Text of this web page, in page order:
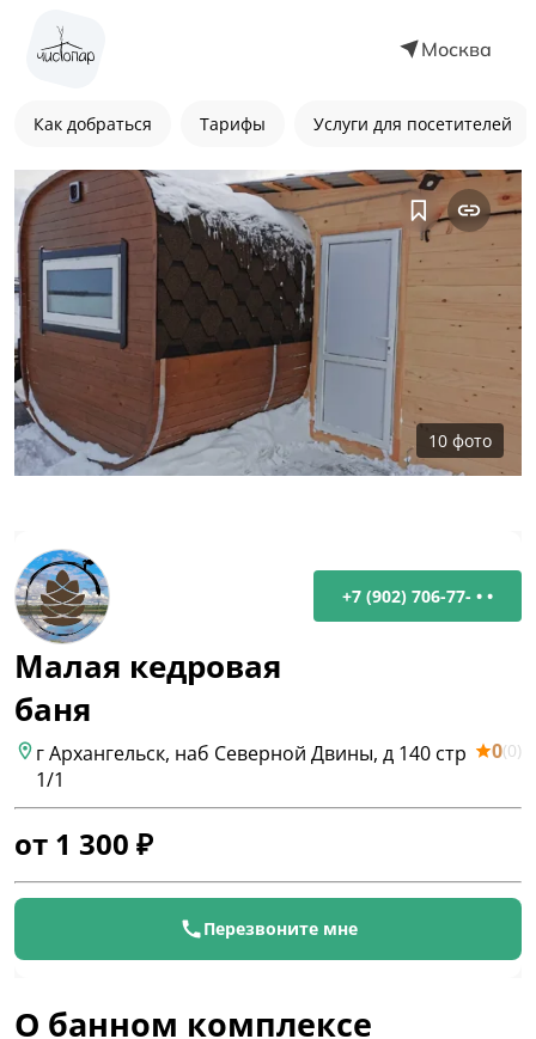
Москва
Как добраться Тарифы Услуги для посетителей
10 фото
+7 (902) 706-77- • •
Малая кедровая
баня
г Архангельск, наб Северной Двины, д 140 стр
1/1
0(0)
от 1 300 ₽
Перезвоните мне
О банном комплексе